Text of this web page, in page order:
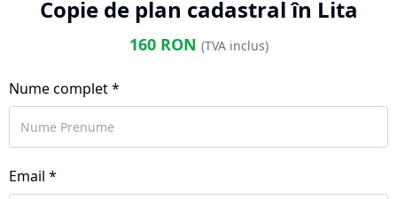
Copie de plan cadastral în Lita
160RON (TVA inclus)
Nume complet *
Email *